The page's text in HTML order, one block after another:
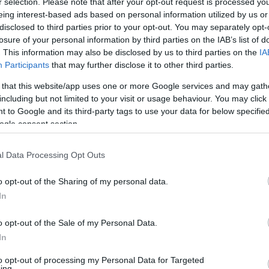
interest-based ads based on personal information utilized by us
to third parties prior to your opt-out. You may separately
of your personal information by third parties on the IAB’s list of
This information may also be disclosed by us to third parties on the
Participants that may further disclose it to other third parties.
that this website/app uses one or more Google services and may
but not limited to your visit or usage behaviour. You may
to Google and its third-party tags to use your data for below
consent section.
Data Processing Opt Outs
opt-out of the Sharing of my personal data.
opt-out of the Sale of my Personal Data.
opt-out of processing my Personal Data for Targeted
L. L. Junior: az élő videója
G. w. M.-mel szemben is
Ki ez?” - lehetett hallani egy csütörtök este L. L.
az énekes kérdését.
a videóból viszont az is kiderült, L. L. Junior
haladt. S hogy ki vezette az őt megelőző
most azt is kiderítette, milyen büntetést
megengedett sebesség túllépése
fejenként 90 ezer forint
közlekedési előéleti pontot szabott